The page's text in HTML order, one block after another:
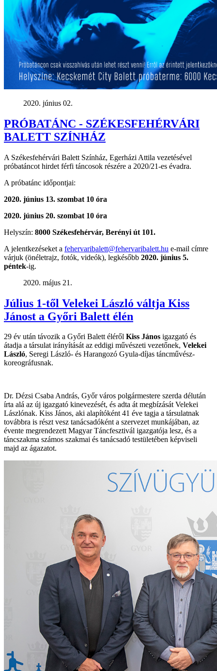
2020. június 02.
PRÓBATÁNC - SZÉKESFEHÉRVÁRI
BALETT SZÍNHÁZ
A Székesfehérvári Balett Színház, Egerházi Attila vezetésével
próbatáncot hirdet férfi táncosok részére a 2020/21-es évadra.
A próbatánc időpontjai:
2020. június 13. szombat 10 óra
2020. június 20. szombat 10 óra
Helyszín: 8000 Székesfehérvár, Berényi út 101.
A jelentkezéseket a fehervaribalett@fehervaribalett.hu e-mail címre
várjuk (önéletrajz, fotók, videók), legkésőbb 2020. június 5.
péntek-ig.
2020. május 21.
Július 1-től Velekei László váltja Kiss
Jánost a Győri Balett élén
29 év után távozik a Győri Balett éléről Kiss János igazgató és
átadja a társulat irányítását az eddigi művészeti vezetőnek, Velekei
László, Seregi László- és Harangozó Gyula-díjas táncművész-
koreográfusnak.
Dr. Dézsi Csaba András, Győr város polgármestere szerda délután
írta alá az új igazgató kinevezését, és adta át megbízását Velekei
Lászlónak. Kiss János, aki alapítóként 41 éve tagja a társulatnak
továbbra is részt vesz tanácsadóként a szervezet munkájában, az
évente megrendezett Magyar Táncfesztivál igazgatója lesz, és a
táncszakma számos szakmai és tanácsadó testületében képviseli
majd az ágazatot.